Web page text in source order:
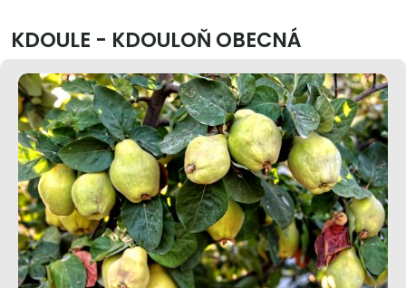
KDOULE - KDOULOŇ OBECNÁ